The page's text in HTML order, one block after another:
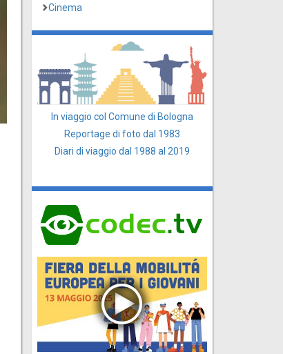
Cinema
In viaggio col Comune di Bologna
Reportage di foto dal 1983
Diari di viaggio dal 1988 al 2019